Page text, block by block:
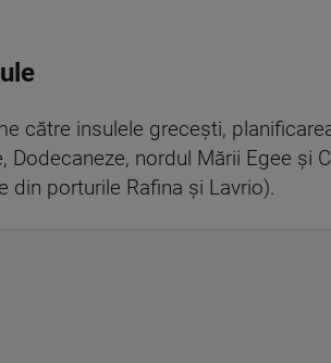
către insulele grecești,
Dodecaneze, nordul Mării Egee și
din porturile Rafina și Lavrio).